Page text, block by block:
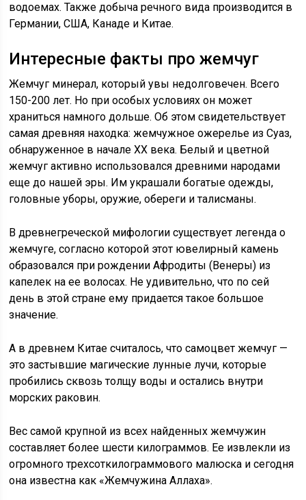
водоемах. Также добыча речного вида производится в
Германии, США, Канаде и Китае.
Интересные факты про жемчуг
Жемчуг минерал, который увы недолговечен. Всего
150-200 лет. Но при особых условиях он может
храниться намного дольше. Об этом свидетельствует
самая древняя находка: жемчужное ожерелье из Суаз,
обнаруженное в начале ХХ века. Белый и цветной
жемчуг активно использовался древними народами
еще до нашей эры. Им украшали богатые одежды,
головные уборы, оружие, обереги и талисманы.
В древнегреческой мифологии существует легенда о
жемчуге, согласно которой этот ювелирный камень
образовался при рождении Афродиты (Венеры) из
капелек на ее волосах. Не удивительно, что по сей
день в этой стране ему придается такое большое
значение.
А в древнем Китае считалось, что самоцвет жемчуг —
это застывшие магические лунные лучи, которые
пробились сквозь толщу воды и остались внутри
морских раковин.
Вес самой крупной из всех найденных жемчужин
составляет более шести килограммов. Ее извлекли из
огромного трехсоткилограммового малюска и сегодня
она известна как «Жемчужина Аллаха».